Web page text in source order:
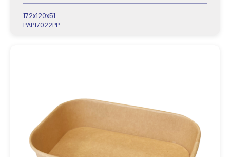
172x120x51
PAP17022PP